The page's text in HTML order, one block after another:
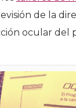
de la
ocular del